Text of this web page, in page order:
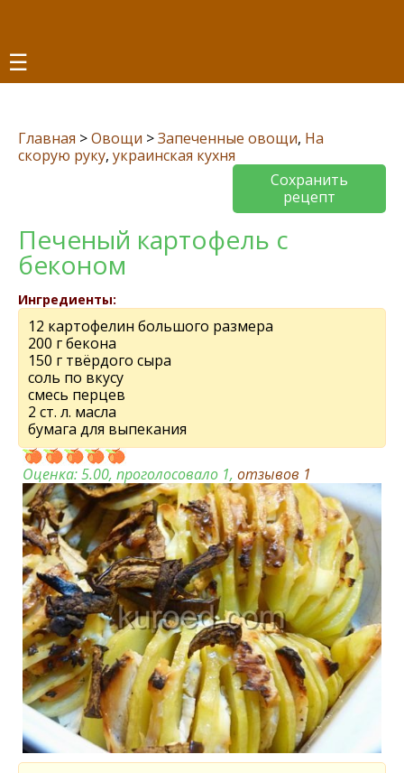
☰
Главная >Овощи >Запеченные овощи, На
скорую руку, украинская кухня
Сохранить
рецепт
Печеный картофель с
беконом
Ингредиенты:
12 картофелин большого размера
200 г бекона
150 г твёрдого сыра
соль по вкусу
смесь перцев
2 ст. л. масла
бумага для выпекания
Оценка:5.00, проголосовало 1, отзывов 1